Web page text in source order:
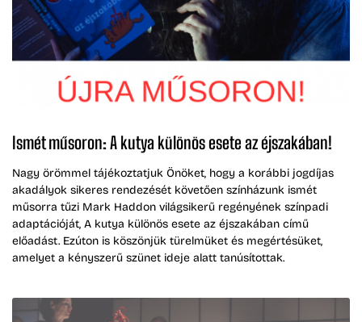
Ismét műsoron: A kutya különös esete az éjszakában!
Nagy örömmel tájékoztatjuk Önöket, hogy a korábbi jogdíjas
akadályok sikeres rendezését követően színházunk ismét
műsorra tűzi Mark Haddon világsikerű regényének színpadi
adaptációját, A kutya különös esete az éjszakában című
előadást. Ezúton is köszönjük türelmüket és megértésüket,
amelyet a kényszerű szünet ideje alatt tanúsítottak.